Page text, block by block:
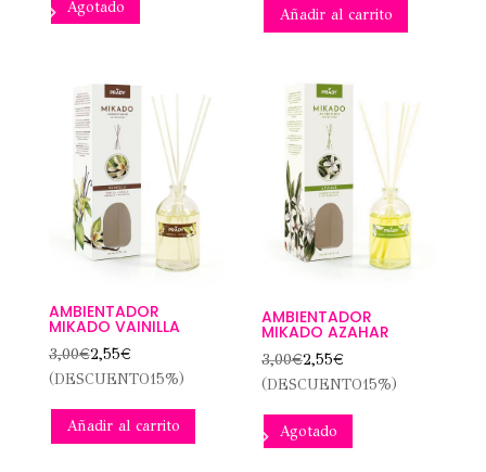
Agotado Añadir al carrito
AMBIENTADOR
MIKADO VAINILLA
3,00€2,55€
(DESCUENTO15%)
Añadir al carrito
AMBIENTADOR
MIKADO AZAHAR
3,00€2,55€
(DESCUENTO15%)
Agotado